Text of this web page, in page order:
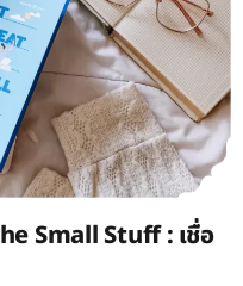
Small Stuff : เชื่อ